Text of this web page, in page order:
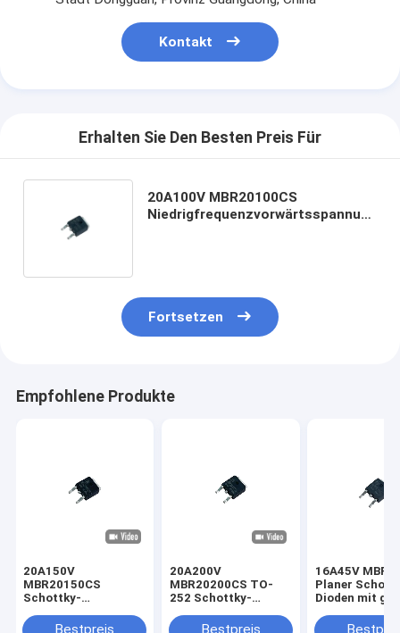
Kontakt
Erhalten Sie Den Besten Preis Für
20A100V MBR20100CS
Niedrigfrequenzvorwärtsspannung
Fortsetzen
Empfohlene Produkte
20A150V
MBR20150CS
Schottky-
Hochfrequenzschalter
20A200V
MBR20200CS TO-
252 Schottky-
Hochfrequenzschalter
16A45V
Planer
Dioden mit
TO-252